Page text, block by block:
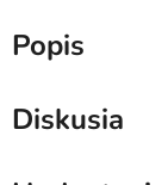
Popis
Diskusia